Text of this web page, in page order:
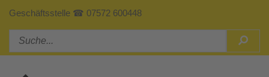
Geschäftsstelle ☎ 07572 600448